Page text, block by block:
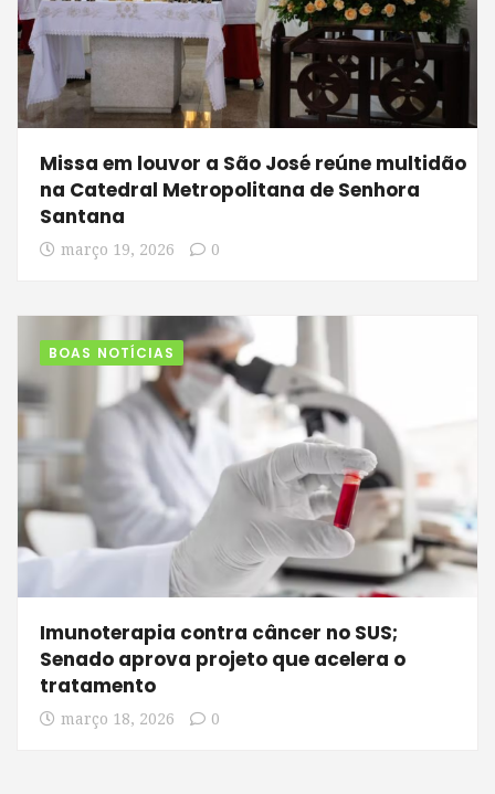
Missa em louvor a São José reúne multidão
na Catedral Metropolitana de Senhora
Santana
março 19, 2026 0
BOAS NOTÍCIAS
Imunoterapia contra câncer no SUS;
Senado aprova projeto que acelera o
tratamento
março 18, 2026 0